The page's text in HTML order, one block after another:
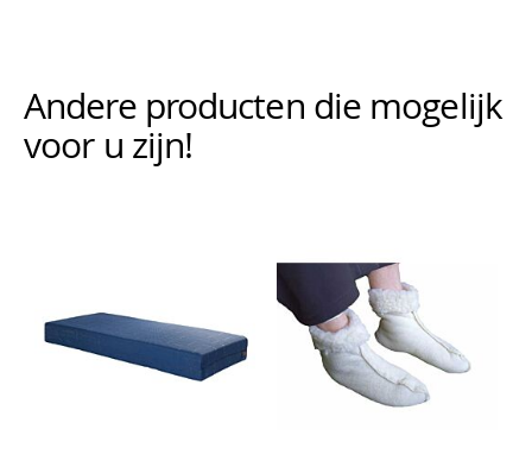
Andere producten die mogelijk
voor u zijn!